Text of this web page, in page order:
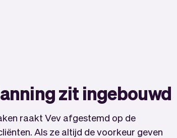
zit ingebouwd
raakt Vev afgestemd op de
Als ze altijd de voorkeur geven